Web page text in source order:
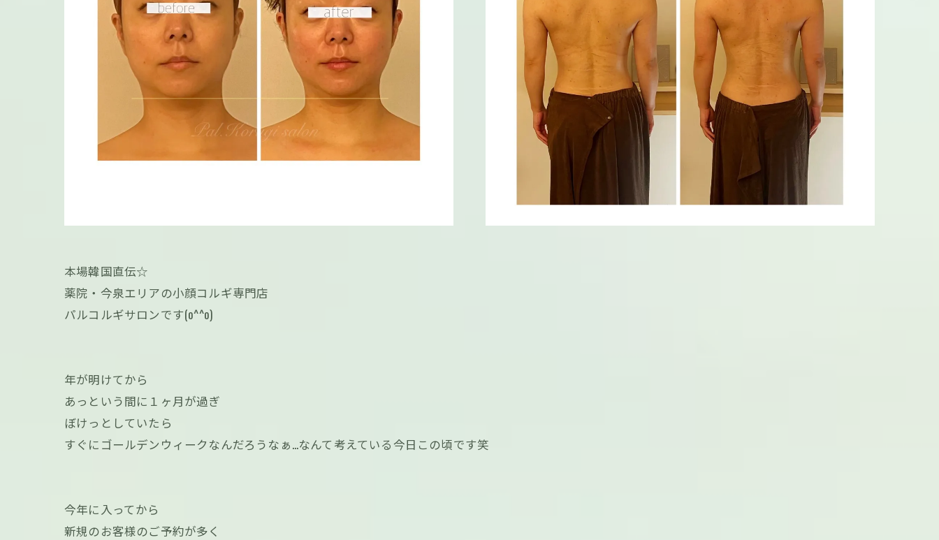
本場韓国直伝‪☆
薬院・今泉エリアの小顔コルギ専門店
パルコルギサロンです(o^^o)
年が明けてから
あっという間に１ヶ月が過ぎ
ぼけっとしていたら
すぐにゴールデンウィークなんだろうなぁ…なんて考えている今日この頃です笑
今年に入ってから
新規のお客様のご予約が多く